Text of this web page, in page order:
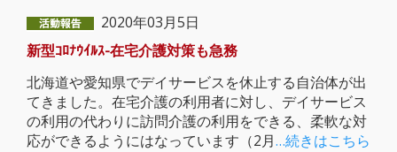
2020年03月5日
新型ｺﾛﾅｳｲﾙｽ-在宅介護対策も急務
北海道や愛知県でデイサービスを休止する自治体が出
てきました。在宅介護の利用者に対し、デイサービス
の利用の代わりに訪問介護の利用をできる、柔軟な対
応ができるようにはなっています（2月…続きはこちら